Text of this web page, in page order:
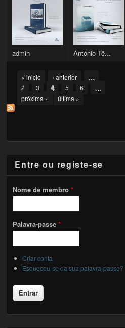
admin António Tê...
Pages« inicio ‹ anterior …
2 3 4 5 6 …
próxima › última »
Entre ou registe-se
Nome de membro*
Palavra-passe*
Criar conta
Esqueceu-se da sua palavra-passe?